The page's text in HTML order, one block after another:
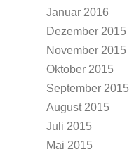
Januar 2016
Dezember 2015
November 2015
Oktober 2015
September 2015
August 2015
Juli 2015
Mai 2015